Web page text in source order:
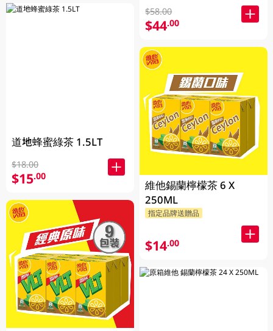
道地蜂蜜綠茶 1.5LT
$18.00
$15.00
$58.00
$44.00
維他錫蘭檸檬茶 6 X
250ML
指定品牌送贈品
$14.00